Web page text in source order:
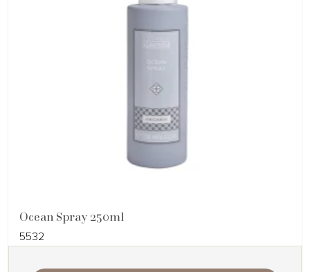
Ocean Spray 250ml
5532